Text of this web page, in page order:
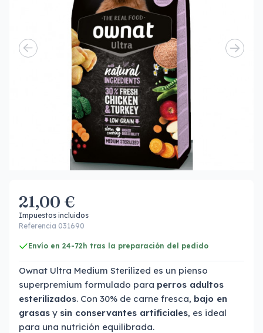
21,00 €
Impuestos incluidos
Referencia 031690
Envío en 24-72h tras la preparación del pedido
Ownat Ultra Medium Sterilized es un pienso
superpremium formulado para perros adultos
esterilizados. Con 30% de carne fresca, bajo en
grasas y sin conservantes artificiales, es ideal
para una nutrición equilibrada.